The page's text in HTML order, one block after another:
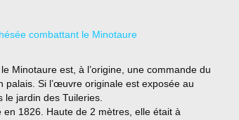
Minotaure est, à l’origine, une commande du
Si l’œuvre originale est exposée au
jardin des Tuileries.
en 1826. Haute de 2 mètres, elle était à